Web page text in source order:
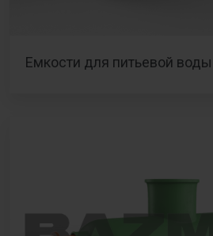
Емкости для питьевой воды